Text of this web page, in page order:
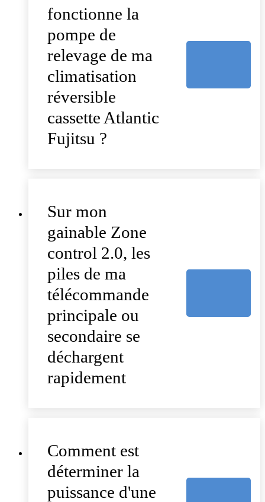
fonctionne la
pompe de
relevage de ma
climatisation
réversible
cassette Atlantic
Fujitsu ?
Sur mon
gainable Zone
control 2.0, les
piles de ma
télécommande
principale ou
secondaire se
déchargent
rapidement
Comment est
déterminer la
puissance d'une